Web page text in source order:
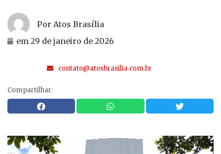
Por Atos Brasília
em 29 de janeiro de 2026
contato@atosbrasilia.com.br
Compartilhar: